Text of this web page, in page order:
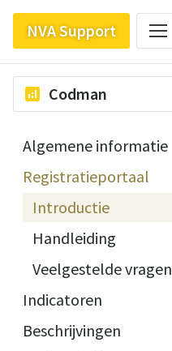
NVA Support
analytics Codman
Algemene informatie
Registratieportaal
Introductie
Handleiding
Veelgestelde vragen
Indicatoren
Beschrijvingen